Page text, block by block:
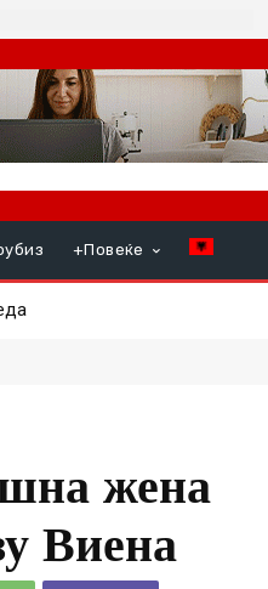
+Повеќе
жена
Виена